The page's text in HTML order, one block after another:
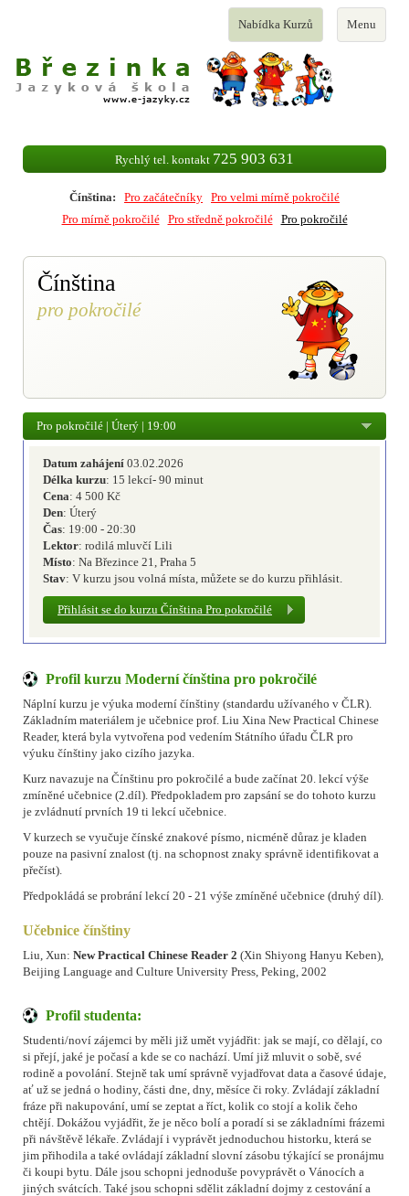
Toggle
navigation
Menu
Toggle
navigation
Nabídka Kurzů
Rychlý tel. kontakt 725 903 631
Čínština: Pro začátečníky Pro velmi mírně pokročilé
Pro mírně pokročilé
Pro středně pokročilé Pro pokročilé
Čínština
pro pokročilé
Pro pokročilé | Úterý | 19:00
Datum zahájení 03.02.2026
Délka kurzu: 15 lekcí- 90 minut
Cena: 4 500 Kč
Den: Úterý
Čas: 19:00 - 20:30
Lektor: rodilá mluvčí Lili
Místo: Na Březince 21, Praha 5
Stav: V kurzu jsou volná místa, můžete se do kurzu přihlásit.
Přihlásit se do kurzu Čínština Pro pokročilé
Profil kurzu Moderní čínština pro pokročilé
Náplní kurzu je výuka moderní čínštiny (standardu užívaného v ČLR).
Základním materiálem je učebnice prof. Liu Xina New Practical Chinese
Reader, která byla vytvořena pod vedením Státního úřadu ČLR pro
výuku čínštiny jako cizího jazyka.
Kurz navazuje na Čínštinu pro pokročilé a bude začínat 20. lekcí výše
zmíněné učebnice (2.díl). Předpokladem pro zapsání se do tohoto kurzu
je zvládnutí prvních 19 ti lekcí učebnice.
V kurzech se vyučuje čínské znakové písmo, nicméně důraz je kladen
pouze na pasivní znalost (tj. na schopnost znaky správně identifikovat a
přečíst).
Předpokládá se probrání lekcí 20 - 21 výše zmíněné učebnice (druhý díl).
Učebnice čínštiny
Liu, Xun: New Practical Chinese Reader 2 (Xin Shiyong Hanyu Keben),
Beijing Language and Culture University Press, Peking, 2002
Profil studenta:
Studenti/noví zájemci by měli již umět vyjádřit: jak se mají, co dělají, co
si přejí, jaké je počasí a kde se co nachází. Umí již mluvit o sobě, své
rodině a povolání. Stejně tak umí správně vyjadřovat data a časové údaje,
ať už se jedná o hodiny, části dne, dny, měsíce či roky. Zvládají základní
fráze při nakupování, umí se zeptat a říct, kolik co stojí a kolik čeho
chtějí. Dokážou vyjádřit, že je něco bolí a poradí si se základními frázemi
při návštěvě lékaře. Zvládají i vyprávět jednoduchou historku, která se
jim přihodila a také ovládají základní slovní zásobu týkající se pronájmu
či koupi bytu. Dále jsou schopni jednoduše povyprávět o Vánocích a
jiných svátcích. Také jsou schopni sdělit základní dojmy z cestování a